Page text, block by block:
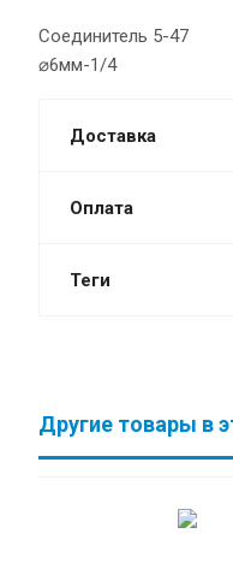
Cоединитель 5-47
⌀6мм-1/4
Доставка
Оплата
Теги
Другие товары в